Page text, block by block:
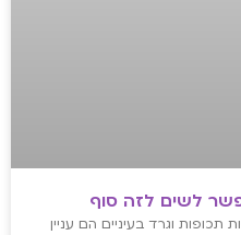
לשים לזה סוף
וגרד בעיניים הם עניין